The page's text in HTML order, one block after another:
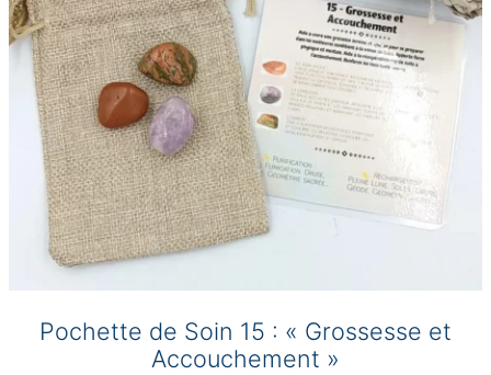
Pochette de Soin 15 : « Grossesse et
Accouchement »